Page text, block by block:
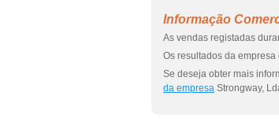
Informação
As vendas registadas
Os resultados da
Se deseja obter mais
da empresa Strongway,